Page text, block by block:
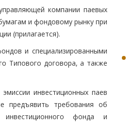
компании паевых
и фондовому рынку при
(прилагается).
и специализированными
Типового договора, а также
инвестиционных паев
предъявить требования об
фонда и